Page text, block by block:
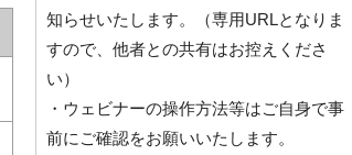
知らせいたします。（専用URLとなりま
すので、他者との共有はお控えくださ
い）
・ウェビナーの操作方法等はご自身で事
前にご確認をお願いいたします。